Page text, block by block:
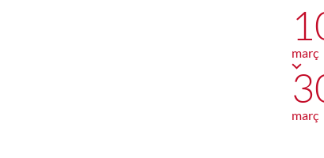
març
març